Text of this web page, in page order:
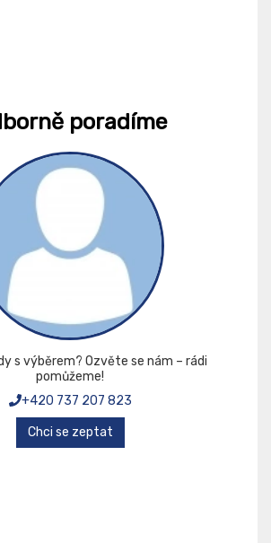
poradíme
s výběrem? Ozvěte se nám – rádi
pomůžeme!
+420 737 207 823
Chci se zeptat